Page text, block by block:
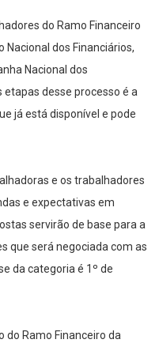
do Ramo Financeiro
Nacional dos Financiários,
Nacional dos
etapas desse processo é a
já está disponível e pode
e os trabalhadores
e expectativas em
servirão de base para a
que será negociada com as
da categoria é 1º de
do Ramo Financeiro da